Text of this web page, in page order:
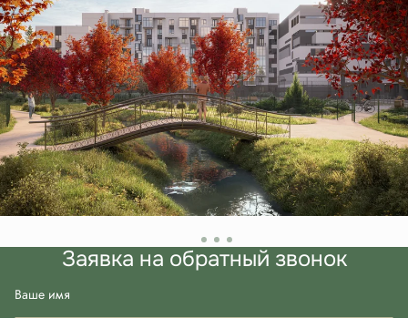
Заявка на обратный звонок
Ваше имя